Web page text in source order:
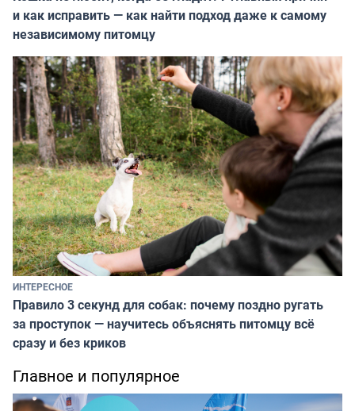
и как исправить — как найти подход даже к самому
независимому питомцу
ИНТЕРЕСНОЕ
Правило 3 секунд для собак: почему поздно ругать
за проступок — научитесь объяснять питомцу всё
сразу и без криков
Главное и популярное